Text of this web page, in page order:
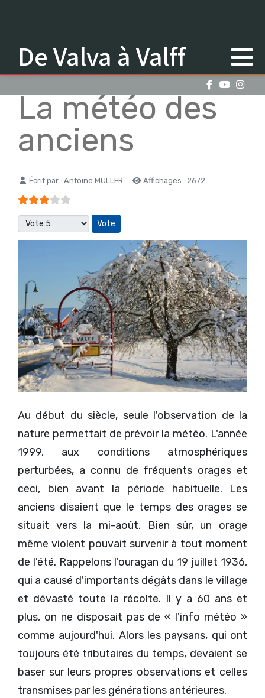
De Valva à Valff
La météo des
anciens
Détails
Écrit par : Antoine MULLER Affichages : 2672
Vote utilisateur:
Veuillez voter
Au début du siècle, seule l'observation de la
nature permettait de prévoir la météo. L'année
1999, aux conditions atmosphériques
perturbées, a connu de fréquents orages et
ceci, bien avant la période habituelle. Les
anciens disaient que le temps des orages se
situait vers la mi-août. Bien sûr, un orage
même violent pouvait survenir à tout moment
de l'été. Rappelons l'ouragan du 19 juillet 1936,
qui a causé d'importants dégâts dans le village
et dévasté toute la récolte. Il y a 60 ans et
plus, on ne disposait pas de « l'info météo »
comme aujourd'hui. Alors les paysans, qui ont
toujours été tributaires du temps, devaient se
baser sur leurs propres observations et celles
transmises par les générations antérieures.